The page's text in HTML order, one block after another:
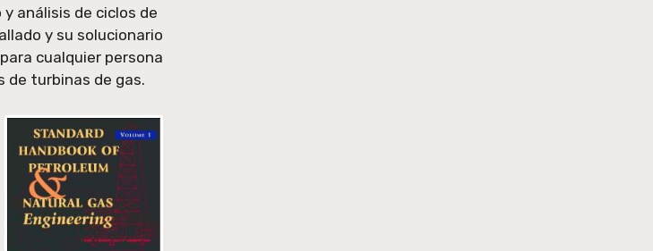
análisis de ciclos de
y su solucionario
cualquier persona
de turbinas de gas.